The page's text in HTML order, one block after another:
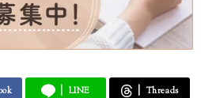
UCj2bLTOexLfCaE3-oJxJk5g
LINE Threads